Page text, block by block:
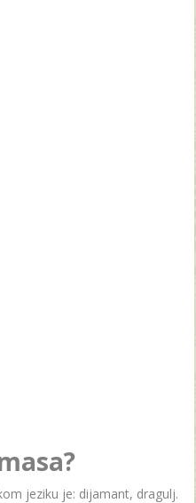
jeziku je: dijamant, dragulj.